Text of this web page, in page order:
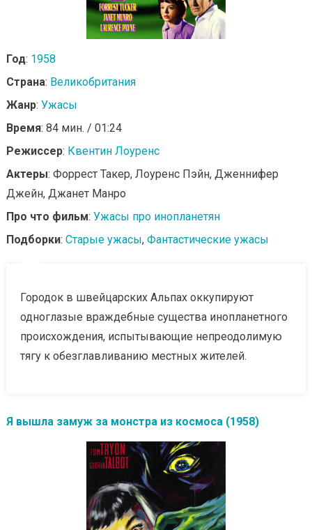
Год: 1958
Страна: Великобритания
Жанр: Ужасы
Время: 84 мин. / 01:24
Режиссер: Квентин Лоуренс
Актеры: Форрест Такер, Лоуренс Пэйн, Дженнифер
Джейн, Джанет Манро
Про что фильм: Ужасы про инопланетян
Подборки: Старые ужасы, Фантастические ужасы
Городок в швейцарских Альпах оккупируют
одноглазые враждебные существа инопланетного
происхождения, испытывающие непреодолимую
тягу к обезглавливанию местных жителей.
Я вышла замуж за монстра из космоса (1958)